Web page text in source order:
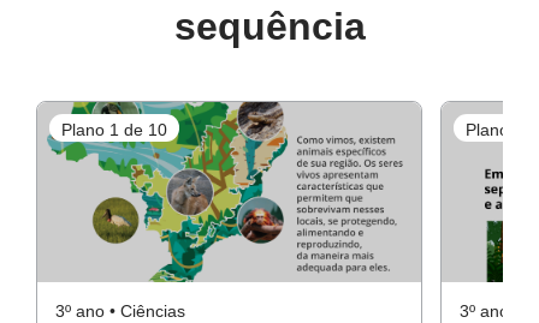
sequência
Plano 1 de 10
3º ano • Ciências
Plano 2
3º ano •